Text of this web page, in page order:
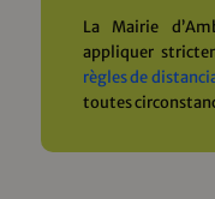
La Mairie
appliquer
règles de
toutes